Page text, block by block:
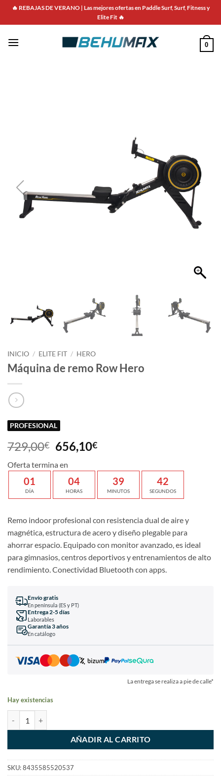
🔥 REBAJAS DE VERANO | Las mejores ofertas en Paddle Surf, Surf, Fitness y
Elite Fit 🔥
0
INICIO / ELITE FIT / HERO
Máquina de remo Row Hero
PROFESIONAL
729,00€ 656,10€
Oferta termina en
01
DÍA
04
HORAS
39
MINUTOS
42
SEGUNDOS
Remo indoor profesional con resistencia dual de aire y
magnética, estructura de acero y diseño plegable para
ahorrar espacio. Equipado con monitor avanzado, es ideal
para gimnasios, centros deportivos y entrenamientos de alto
rendimiento. Conectividad Bluetooth con apps.
Envío gratis
En península (ES y PT)
Entrega 2-5 días
Laborables
Garantía 3 años
En catálogo
La entrega se realiza a pie de calle*
Hay existencias
AÑADIR AL CARRITO
SKU:8435585520537